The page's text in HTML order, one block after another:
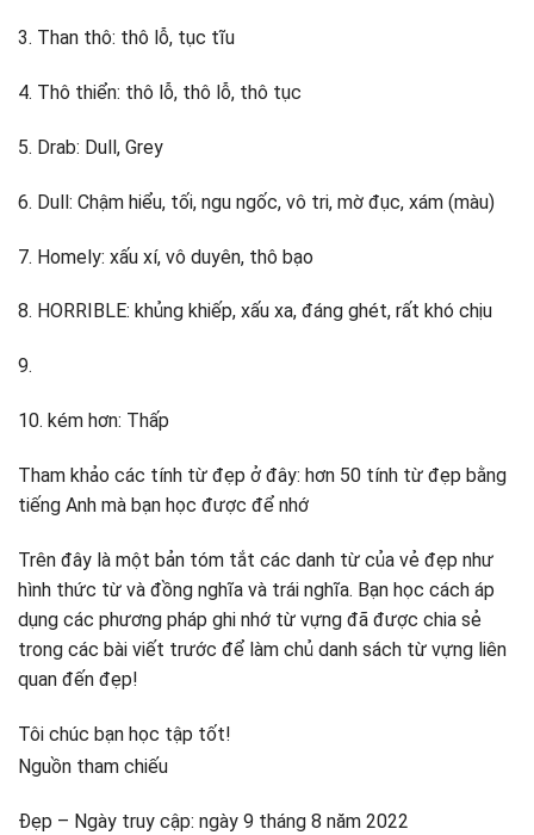
3. Than thô: thô lỗ, tục tĩu
4. Thô thiển: thô lỗ, thô lỗ, thô tục
5. Drab: Dull, Grey
6. Dull: Chậm hiểu, tối, ngu ngốc, vô tri, mờ đục, xám (màu)
7. Homely: xấu xí, vô duyên, thô bạo
8. HORRIBLE: khủng khiếp, xấu xa, đáng ghét, rất khó chịu
9.
10. kém hơn: Thấp
Tham khảo các tính từ đẹp ở đây: hơn 50 tính từ đẹp bằng
tiếng Anh mà bạn học được để nhớ
Trên đây là một bản tóm tắt các danh từ của vẻ đẹp như
hình thức từ và đồng nghĩa và trái nghĩa. Bạn học cách áp
dụng các phương pháp ghi nhớ từ vựng đã được chia sẻ
trong các bài viết trước để làm chủ danh sách từ vựng liên
quan đến đẹp!
Tôi chúc bạn học tập tốt!
Nguồn tham chiếu
Đẹp – Ngày truy cập: ngày 9 tháng 8 năm 2022